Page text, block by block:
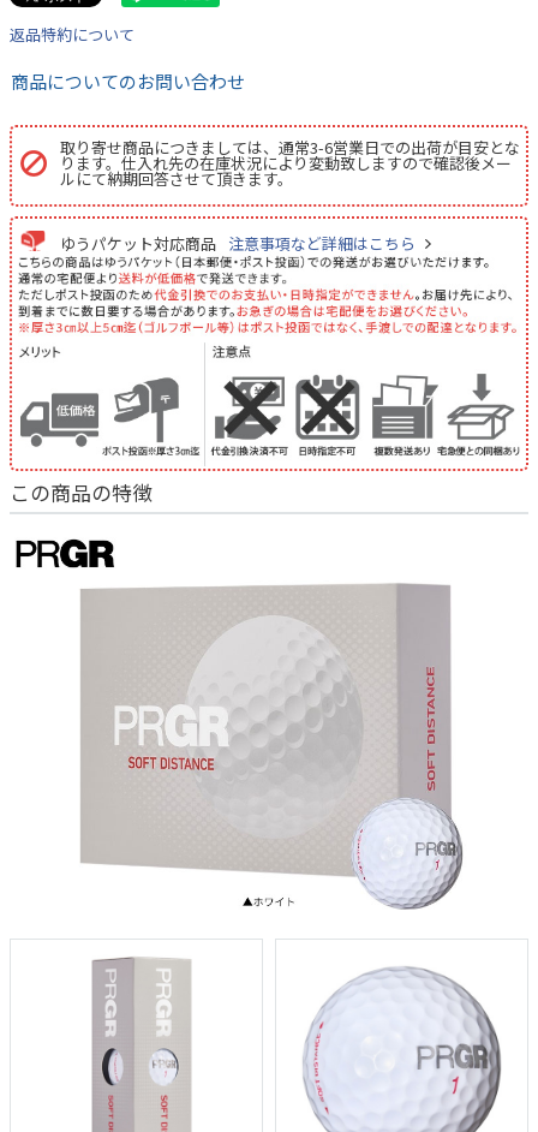
返品特約について
商品についてのお問い合わせ
取り寄せ商品につきましては、通常3-6営業日での出荷が目安とな
ります。仕入れ先の在庫状況により変動致しますので確認後メー
ルにて納期回答させて頂きます。
ゆうパケット対応商品 注意事項など詳細はこちら
この商品の特徴